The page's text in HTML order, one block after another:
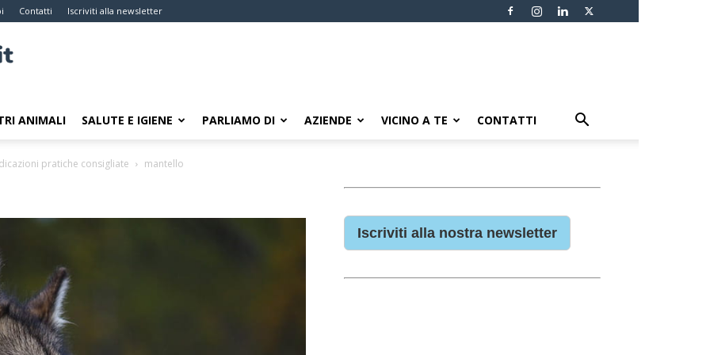
Contatti Iscriviti alla newsletter
ANIMALI SALUTE E IGIENE PARLIAMO DI AZIENDE VICINO A TE CONTATTI
pratiche consigliate mantello
Iscriviti alla nostra newsletter